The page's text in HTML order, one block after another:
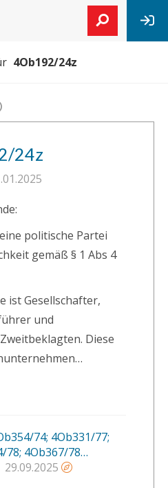
24z
politische Partei
gemäß § 1 Abs 4
ist Gesellschafter,
und
Diese
74; 4Ob331/77;
78; 4Ob367/78
29.09.2025